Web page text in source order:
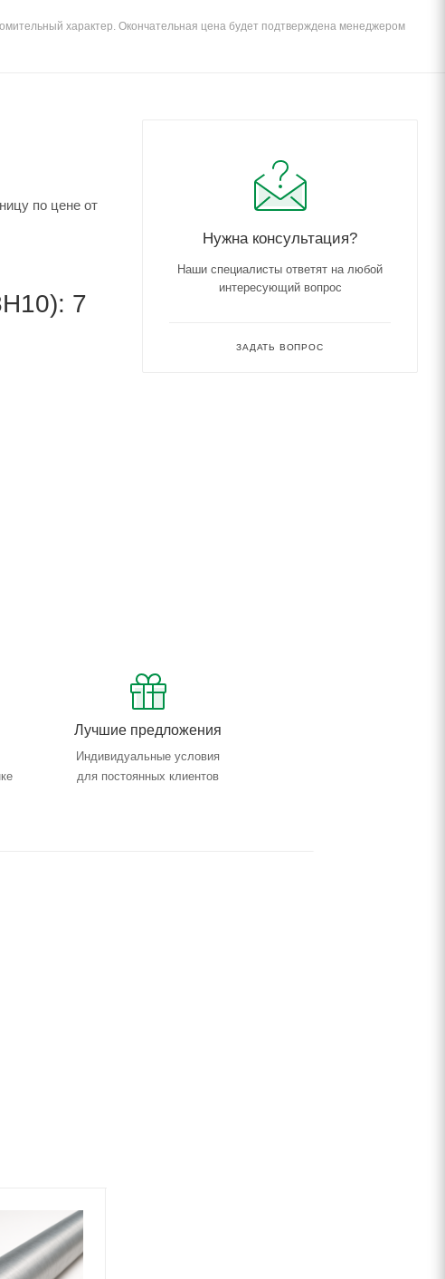
характер. Окончательная цена будет подтверждена менеджером
по цене от
7
Лучшие предложения
Индивидуальные условия
для постоянных клиентов
Нужна консультация?
Наши специалисты ответят на любой
интересующий вопрос
ЗАДАТЬ ВОПРОС